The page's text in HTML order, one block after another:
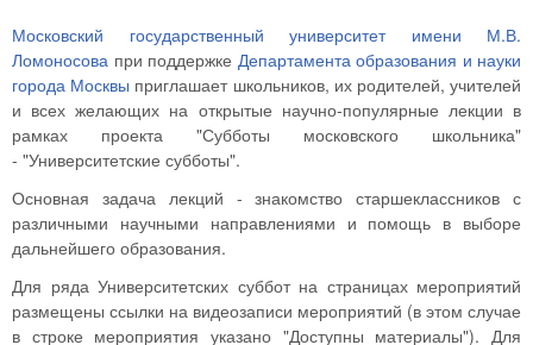
Московский государственный университет имени М.В.
Ломоносова при поддержке Департамента образования и науки
города Москвы приглашает школьников, их родителей, учителей
и всех желающих на открытые научно-популярные лекции в
рамках проекта "Субботы московского школьника"
- "Университетские субботы".
Основная задача лекций - знакомство старшеклассников с
различными научными направлениями и помощь в выборе
дальнейшего образования.
Для ряда Университетских суббот на страницах мероприятий
размещены ссылки на видеозаписи мероприятий (в этом случае
в строке мероприятия указано "Доступны материалы"). Для